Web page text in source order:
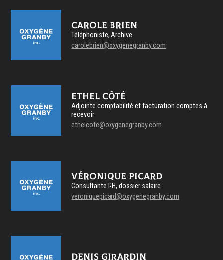
Carole Brien
Téléphoniste, Archive
carolebrien@oxygenegranby.com
Ethel Côté
Adjointe comptabilité et facturation comptes à
recevoir
ethelcote@oxygenegranby.com
Véronique Picard
Consultante RH, dossier salaire
veroniquepicard@oxygenegranby.com
Denis Girardin